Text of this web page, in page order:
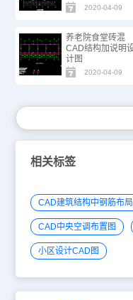
2020-04-09
养老院食堂砖混
CAD结构加说明
计图
2020-04-09
相关标签
CAD建筑结构中钢筋布
CAD中央空调布置图
小区设计CAD图